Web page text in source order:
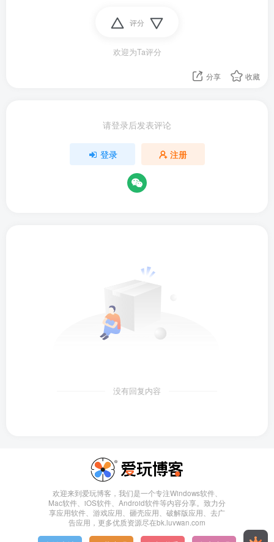
评分
欢迎为Ta评分
分享 收藏
请登录后发表评论
登录 注册
没有回复内容
欢迎来到爱玩博客，我们是一个专注Windows软件、
Mac软件、iOS软件、Android软件等内容分享。致力分
享应用软件、游戏应用、砸壳应用、破解版应用、去广
告应用，更多优质资源尽在bk.luvwan.com